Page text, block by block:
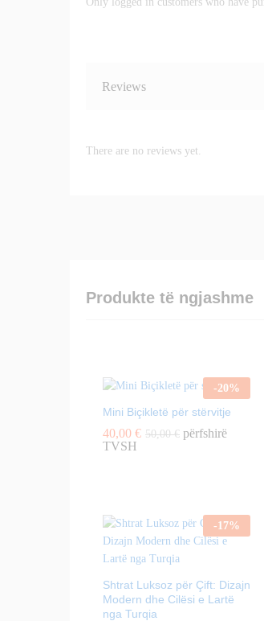
Reviews
There are no reviews yet.
Produkte të ngjashme
-20%
Mini Biçikletë për stërvitje
40,00 € 50,00€ përfshirë
TVSH
-17%
Shtrat Luksoz për Çift: Dizajn
Modern dhe Cilësi e Lartë
nga Turqia